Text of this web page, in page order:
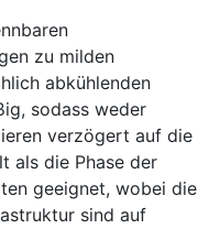
zu milden
abkühlenden
sodass weder
verzögert auf die
als die Phase der
geeignet, wobei die
sind auf